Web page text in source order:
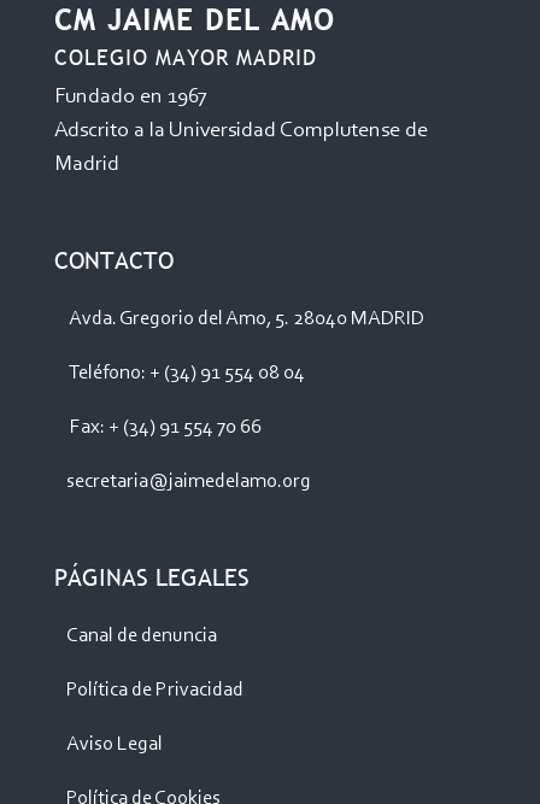
CM JAIME DEL AMO
COLEGIO MAYOR MADRID
Fundado en 1967
Adscrito a la Universidad Complutense de
Madrid
CONTACTO
Avda. Gregorio del Amo, 5. 28040 MADRID
Teléfono: + (34) 91 554 08 04
Fax: + (34) 91 554 70 66
secretaria@jaimedelamo.org
PÁGINAS LEGALES
Canal de denuncia
Política de Privacidad
Aviso Legal
Política de Cookies